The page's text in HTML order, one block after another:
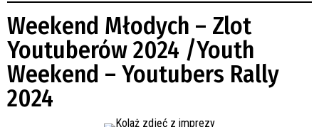
Weekend Młodych – Zlot
Youtuberów 2024 /Youth
Weekend – Youtubers Rally
2024